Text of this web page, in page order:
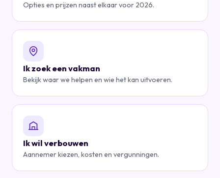
Opties en prijzen naast elkaar voor 2026.
Ik zoek een vakman
Bekijk waar we helpen en wie het kan uitvoeren.
Ik wil verbouwen
Aannemer kiezen, kosten en vergunningen.